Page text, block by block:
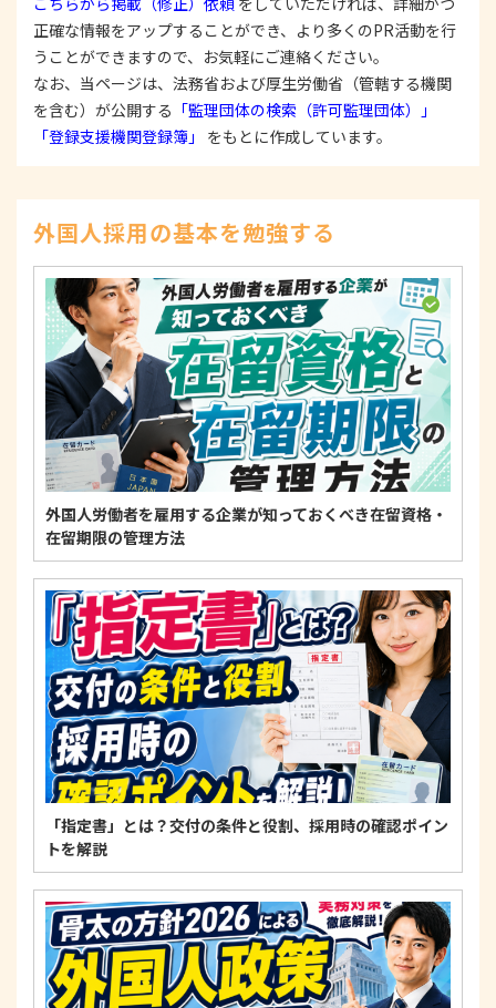
置を構築し、個人情報への不正アクセス、個人情報
の漏洩、滅失または毀損等の的確な防止とセキュリ
ティの是正に努めます。
3. 苦情および相談等に対する適正な対応について
本人からの苦情および相談があった場合には、適切
示、訂正、削除、または利用もしくは提供の停止等
を求められたときは、適法かつ遅滞なく応じます。
4. 法令・指針・規範の遵守について
適正な個人情報保護の実現のため、個人情報の取扱
いに関する法令、国が定める指針およびその他の規
範を遵守します。
個人情報に関するお問い合わせ窓口
〒125-0061
東京都葛飾区亀有3-21-11 藍ビル202
TEL：0120-550-580
株式会社 アルフォース･ワン 個人情報保護担当
正確な情報をアップすることができ、より多くのPR活動を行
うことができますので、お気軽にご連絡ください。
なお、当ページは、法務省および厚生労働省（管轄する機関
を含む）が公開する 「監理団体の検索（許可監理団体）」
「登録支援機関登録簿」
をもとに作成しています。
外国人採用の基本を勉強する
外国人労働者を雇用する企業が知っておくべき在留資格・
在留期限の管理方法
「指定書」とは？交付の条件と役割、採用時の確認ポイン
トを解説